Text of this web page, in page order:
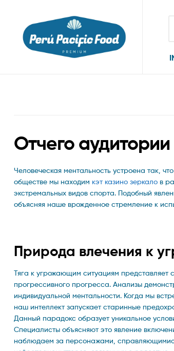
Отчего
Человеческая ментальность устроена так,
обществе мы находим кэт казино зеркало в
экстремальных видов спорта. Подобный
объясняя наше врожденное стремление к
Природа влечения к
Тяга к угрожающим ситуациям
прогрессивного прогресса. Анализы
индивидуальной ментальности. Когда мы
наш интеллект запускает старинные
Данный парадокс образует уникальное
Специалисты объясняют это явление
наблюдаем за персонажами,